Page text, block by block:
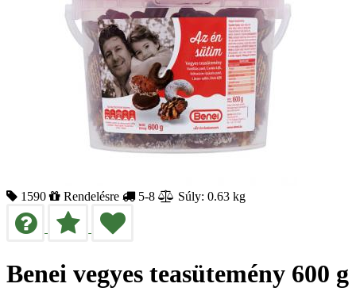
1590 Rendelésre 5-8 Súly: 0.63 kg
Benei vegyes teasütemény 600 g